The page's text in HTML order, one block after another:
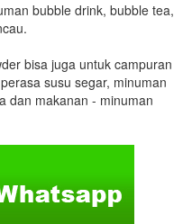
bubble drink, bubble tea,
bisa juga untuk campuran
susu segar, minuman
dan makanan - minuman